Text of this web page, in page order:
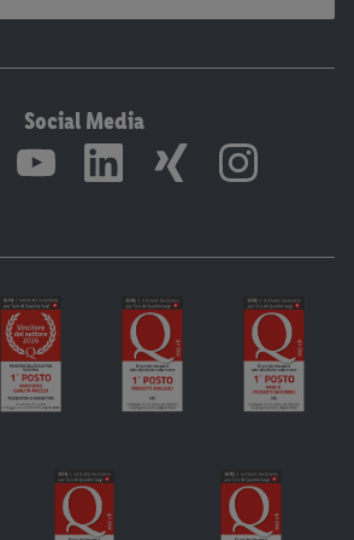
Social Media